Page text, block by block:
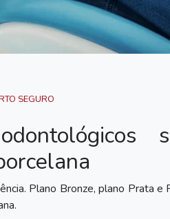
SEGURO
Plano Bronze, plano Prata e